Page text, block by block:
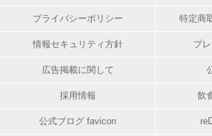
プライバシーポリシー 特定商
情報セキュリティ方針 プ
広告掲載に関して
採用情報 飲
公式ブログ favicon